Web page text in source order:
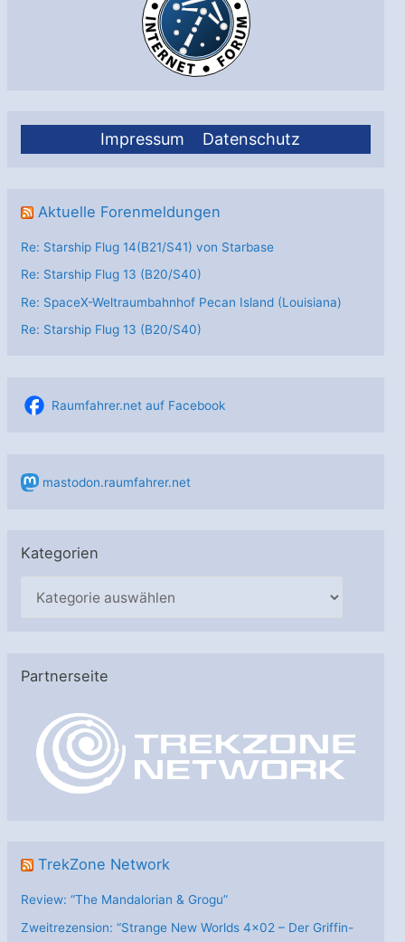
Impressum Datenschutz
Aktuelle Forenmeldungen
Re: Starship Flug 14(B21/S41) von Starbase
Re: Starship Flug 13 (B20/S40)
Re: SpaceX-Weltraumbahnhof Pecan Island (Louisiana)
Re: Starship Flug 13 (B20/S40)
Raumfahrer.net auf Facebook
mastodon.raumfahrer.net
Kategorien
g
Partnerseite
TrekZone Network
Review: “The Mandalorian & Grogu”
Zweitrezension: “Strange New Worlds 4×02 – Der Griffin-